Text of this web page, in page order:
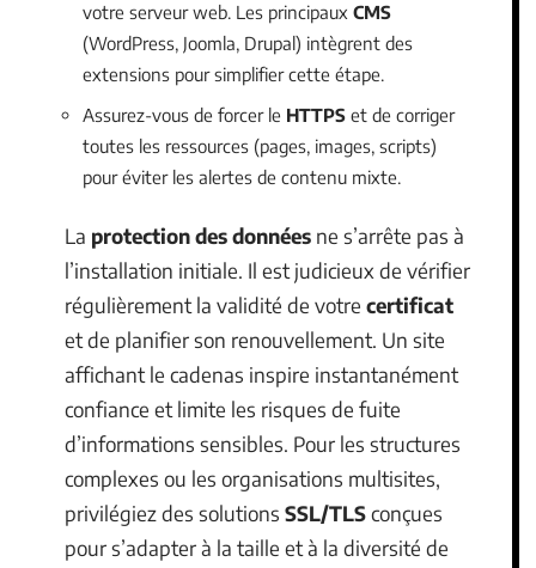
votre serveur web. Les principaux CMS
(WordPress, Joomla, Drupal) intègrent des
extensions pour simplifier cette étape.
Assurez-vous de forcer le HTTPS et de corriger
toutes les ressources (pages, images, scripts)
pour éviter les alertes de contenu mixte.
La protection des données ne s’arrête pas à
l’installation initiale. Il est judicieux de vérifier
régulièrement la validité de votre certificat
et de planifier son renouvellement. Un site
affichant le cadenas inspire instantanément
confiance et limite les risques de fuite
d’informations sensibles. Pour les structures
complexes ou les organisations multisites,
privilégiez des solutions SSL/TLSconçues
pour s’adapter à la taille et à la diversité de